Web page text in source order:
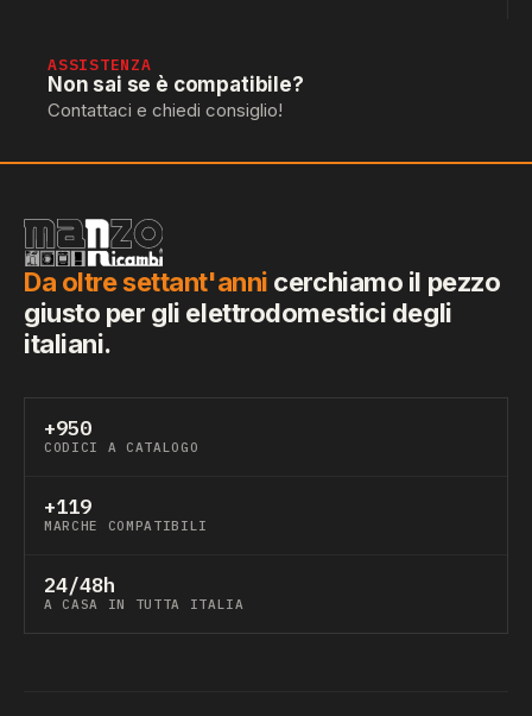
ASSISTENZA
Non sai se è compatibile?
Contattaci e chiedi consiglio!
Da oltre settant'anni cerchiamo il pezzo
giusto per gli elettrodomestici degli
italiani.
+950
CODICI A CATALOGO
+119
MARCHE COMPATIBILI
24/48h
A CASA IN TUTTA ITALIA